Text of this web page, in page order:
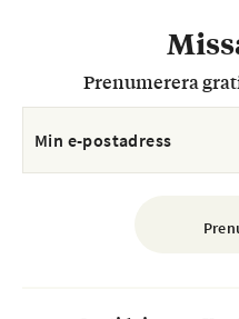
Prenumerera